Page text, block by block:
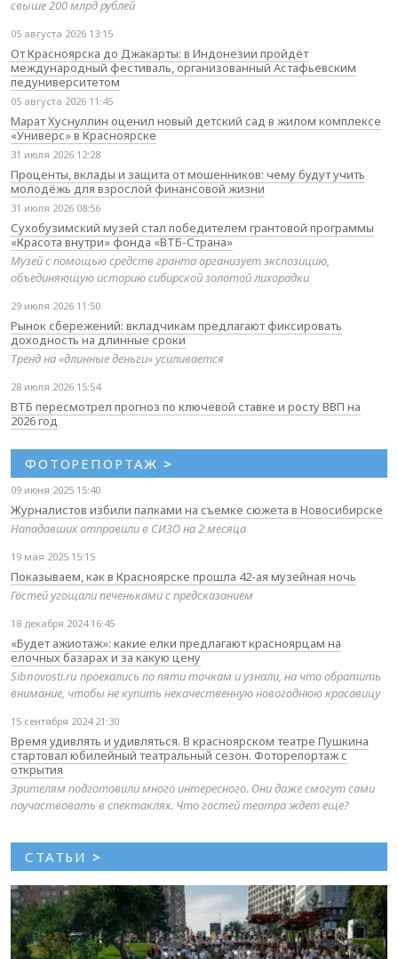
свыше 200 млрд рублей
05 августа 2026 13:15
От Красноярска до Джакарты: в Индонезии пройдёт
международный фестиваль, организованный Астафьевским
педуниверситетом
05 августа 2026 11:45
Марат Хуснуллин оценил новый детский сад в жилом комплексе
«Универс» в Красноярске
31 июля 2026 12:28
Проценты, вклады и защита от мошенников: чему будут учить
молодёжь для взрослой финансовой жизни
31 июля 2026 08:56
Сухобузимский музей стал победителем грантовой программы
«Красота внутри» фонда «ВТБ-Страна»
Музей с помощью средств гранта организует экспозицию,
объединяющую историю сибирской золотой лихорадки
29 июля 2026 11:50
Рынок сбережений: вкладчикам предлагают фиксировать
доходность на длинные сроки
Тренд на «длинные деньги» усиливается
28 июля 2026 15:54
ВТБ пересмотрел прогноз по ключевой ставке и росту ВВП на
2026 год
ФОТОРЕПОРТАЖ >
09 июня 2025 15:40
Журналистов избили палками на съемке сюжета в Новосибирске
Нападавших отправили в СИЗО на 2 месяца
19 мая 2025 15:15
Показываем, как в Красноярске прошла 42-ая музейная ночь
Гостей угощали печеньками с предсказанием
18 декабря 2024 16:45
«Будет ажиотаж»: какие елки предлагают красноярцам на
елочных базарах и за какую цену
Sibnovosti.ru проехались по пяти точкам и узнали, на что обратить
внимание, чтобы не купить некачественную новогоднюю красавицу
15 сентября 2024 21:30
Время удивлять и удивляться. В красноярском театре Пушкина
стартовал юбилейный театральный сезон. Фоторепортаж с
открытия
Зрителям подготовили много интересного. Они даже смогут сами
поучаствовать в спектаклях. Что гостей театра ждет еще?
СТАТЬИ >